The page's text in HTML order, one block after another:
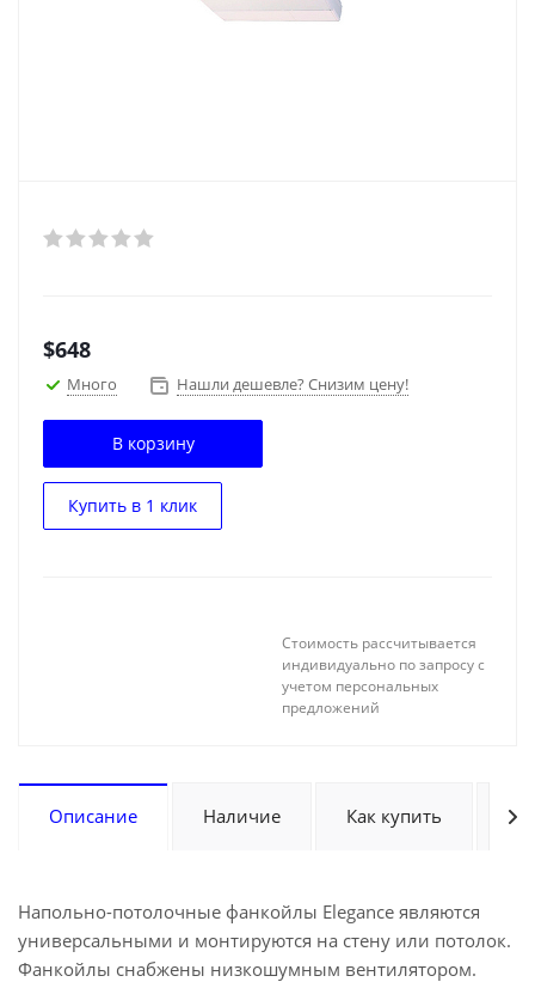
$648
Много Нашли дешевле? Снизим цену!
В корзину
Купить в 1 клик
Стоимость рассчитывается
индивидуально по запросу с
учетом персональных
предложений
Описание Наличие Как купить
Напольно-потолочные фанкойлы Elegance являются
универсальными и монтируются на стену или потолок.
Фанкойлы снабжены низкошумным вентилятором.